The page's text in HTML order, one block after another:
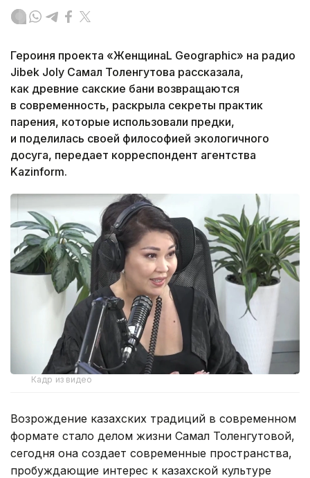
Героиня проекта «ЖенщинаL Geographic» на радио
Jibek Joly Самал Толенгутова рассказала,
как древние сакские бани возвращаются
в современность, раскрыла секреты практик
парения, которые использовали предки,
и поделилась своей философией экологичного
досуга, передает корреспондент агентства
Kazinform.
Кадр из видео
Возрождение казахских традиций в современном
формате стало делом жизни Самал Толенгутовой,
сегодня она создает современные пространства,
пробуждающие интерес к казахской культуре